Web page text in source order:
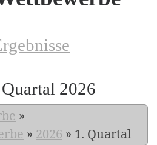
2026
»
» 2026 » 1. Quartal